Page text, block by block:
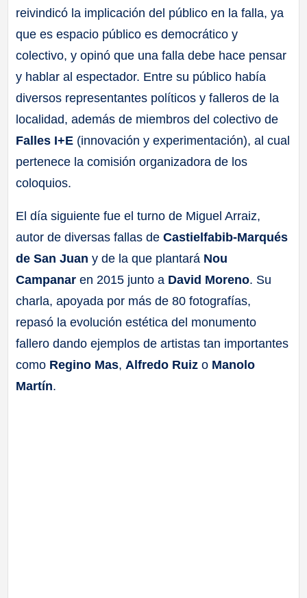
reivindicó la implicación del público en la falla, ya
que es espacio público es democrático y
colectivo, y opinó que una falla debe hace pensar
y hablar al espectador. Entre su público había
diversos representantes políticos y falleros de la
localidad, además de miembros del colectivo de
Falles I+E (innovación y experimentación), al cual
pertenece la comisión organizadora de los
coloquios.
El día siguiente fue el turno de Miguel Arraiz,
autor de diversas fallas deCastielfabib-Marqués
de San Juan y de la que plantará Nou
Campanar en 2015 junto a David Moreno. Su
charla, apoyada por más de 80 fotografías,
repasó la evolución estética del monumento
fallero dando ejemplos de artistas tan importantes
como Regino Mas,Alfredo Ruiz o Manolo
Martín.